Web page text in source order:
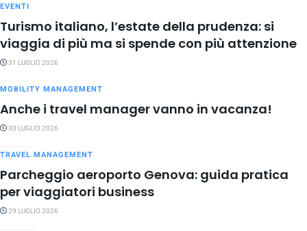
EVENTI
Turismo italiano, l’estate della prudenza: si
viaggia di più ma si spende con più attenzione
31 LUGLIO 2026
MOBILITY MANAGEMENT
Anche i travel manager vanno in vacanza!
30 LUGLIO 2026
TRAVEL MANAGEMENT
Parcheggio aeroporto Genova: guida pratica
per viaggiatori business
29 LUGLIO 2026